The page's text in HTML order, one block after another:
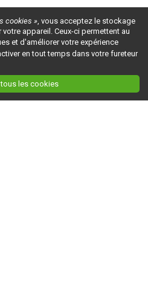
cookies », vous acceptez le stockage
appareil. Ceux-ci permettent au
et d'améliorer votre expérience
en tout temps dans votre fureteur
les cookies